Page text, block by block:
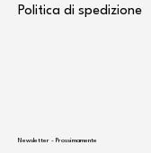
Politica di spedizione
Newsletter - Prossimamente